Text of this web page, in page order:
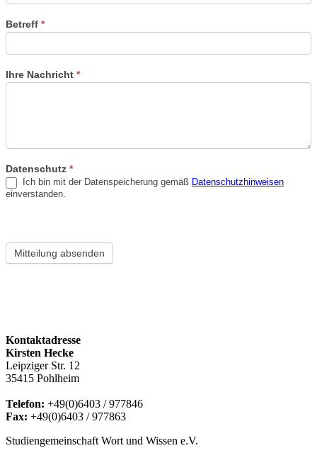
Betreff *
Ihre Nachricht *
Datenschutz *
Ich bin mit der Datenspeicherung gemäß Datenschutzhinweisen
einverstanden.
Mitteilung absenden
Kontaktadresse
Kirsten Hecke
Leipziger Str. 12
35415 Pohlheim
Telefon: +49(0)6403 / 977846
Fax: +49(0)6403 / 977863
Studiengemeinschaft Wort und Wissen e.V.